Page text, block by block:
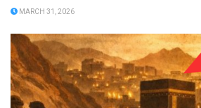
MARCH 31, 2026